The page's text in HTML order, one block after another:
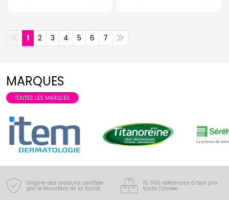
1 2 3 4 5 6 7
MARQUES
TOUTES LES MARQUES
Origine des produits certifiée
par le Ministère de la Santé
15 000 références à bas prix
toute l’année